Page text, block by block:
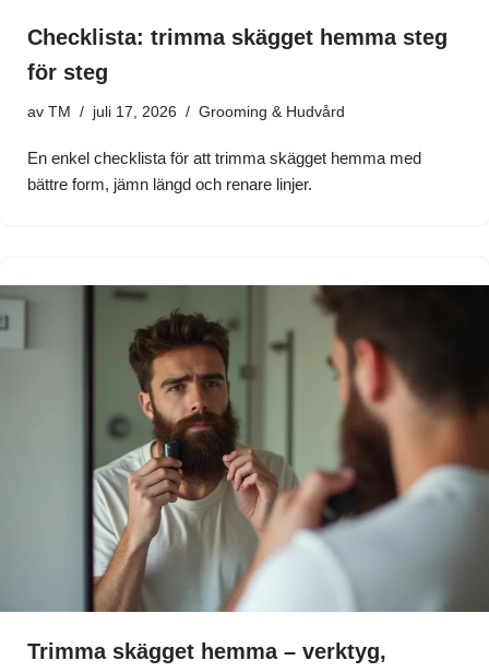
Checklista: trimma skägget hemma steg
för steg
av TM juli 17, 2026 Grooming & Hudvård
En enkel checklista för att trimma skägget hemma med
bättre form, jämn längd och renare linjer.
Trimma skägget hemma – verktyg,